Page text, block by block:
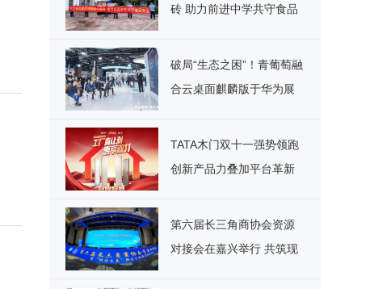
砖 助力前进中学共守食品
破局“生态之困”！青葡萄融
合云桌面麒麟版于华为展
办公新纪元
TATA木门双十一强势领跑
创新产品力叠加平台革新
第六届长三角商协会资源
对接会在嘉兴举行 共筑现